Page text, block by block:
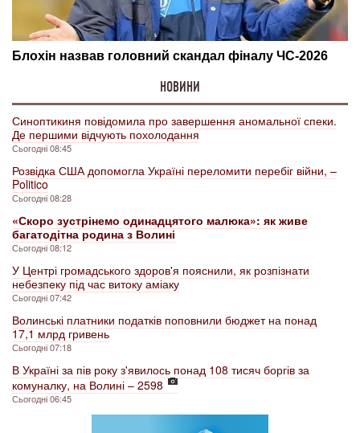
НОВИНИ
Синоптикиня повідомила про завершення аномальної спеки.
Де першими відчують похолодання
Сьогодні 08:45
Розвідка США допомогла Україні переломити перебіг війни, –
Politico
Сьогодні 08:28
«Скоро зустрінемо одинадцятого малюка»: як живе
багатодітна родина з Волині
Сьогодні 08:12
У Центрі громадського здоров'я пояснили, як розпізнати
небезпеку під час витоку аміаку
Сьогодні 07:42
Волинські платники податків поповнили бюджет на понад
17,1 млрд гривень
Сьогодні 07:18
В Україні за пів року з'явилось понад 108 тисяч боргів за
комуналку, на Волині – 2598
Сьогодні 06:45